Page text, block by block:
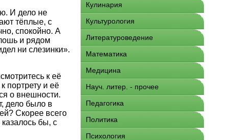
И дело не
тёплые, с
спокойно. А
и рядом
ни слезинки».
к её
портрету и её
о внешности.
дело было в
Скорее всего
бы, с
Кулинария
Культурология
Литературоведение
Математика
Медицина
Науч. литер. - прочее
Педагогика
Политика
Психология